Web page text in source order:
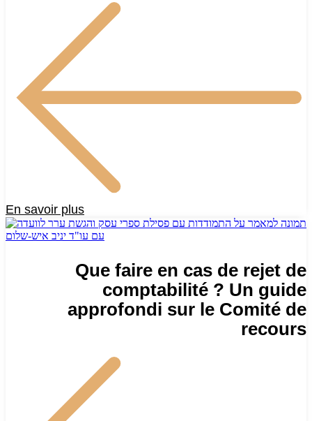
En savoir plus
Que faire en cas de rejet de
comptabilité ? Un guide
approfondi sur le Comité de
recours